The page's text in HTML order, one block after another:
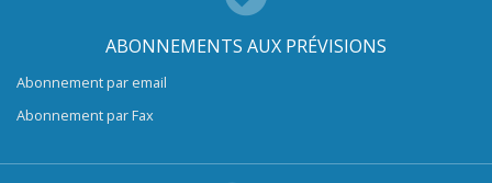
ABONNEMENTS AUX PRÉVISIONS
Abonnement par email
Abonnement par Fax